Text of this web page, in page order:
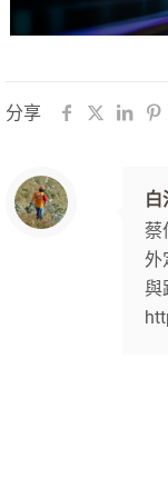
分享
白
蔡
外
與